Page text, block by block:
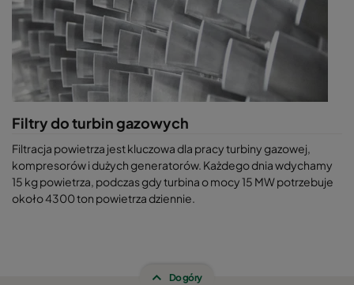
Filtry do turbin gazowych
Filtracja powietrza jest kluczowa dla pracy turbiny gazowej,
kompresorów i dużych generatorów. Każdego dnia wdychamy
15 kg powietrza, podczas gdy turbina o mocy 15 MW potrzebuje
około 4300 ton powietrza dziennie.
Do góry